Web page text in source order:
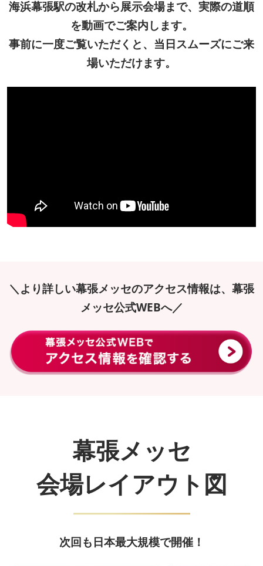
海浜幕張駅の改札から展示会場まで、実際の道順
を動画でご案内します。
事前に一度ご覧いただくと、当日スムーズにご来
場いただけます。
＼より詳しい幕張メッセのアクセス情報は、幕張
メッセ公式WEBへ／
幕張メッセ
会場レイアウト図
次回も日本最大規模で開催！